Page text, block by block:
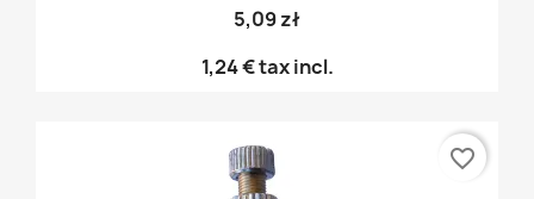
5,09 zł
1,24 €tax incl.
favorite_border